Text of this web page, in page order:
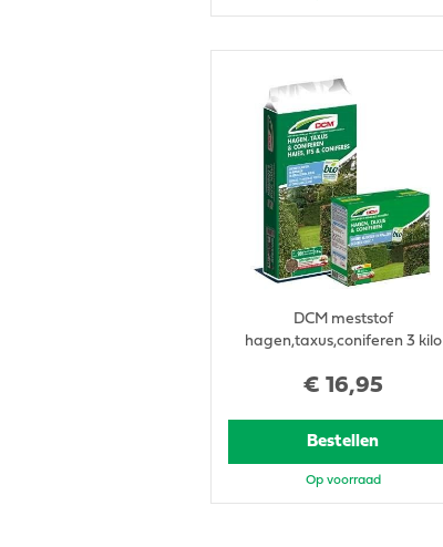
€ 16,95
DCM meststof
hagen,taxus,coniferen 3 kilo
Bestellen
Op voorraad